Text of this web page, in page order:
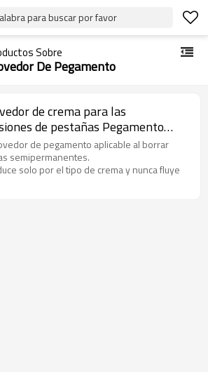
para buscar por favor
Sobre
De Pegamento
de crema para las
de pestañas Pegamento
Tipo de gel removedor de
crema
de pegamento aplicable al borrar
semipermanentes.
solo por el tipo de crema y nunca fluye